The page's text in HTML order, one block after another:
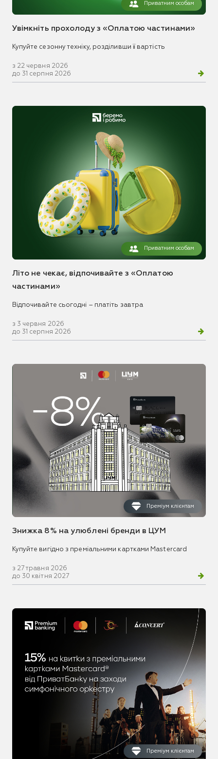
Приватним особам
Увімкніть прохолоду з «Оплатою частинами»
Купуйте сезонну техніку, розділивши її вартість
з 22 червня 2026
до 31 серпня 2026
Приватним особам
Літо не чекає, відпочивайте з «Оплатою
частинами»
Відпочивайте сьогодні – платіть завтра
з 3 червня 2026
до 31 серпня 2026
Преміум клієнтам
Знижка 8% на улюблені бренди в ЦУМ
Купуйте вигідно з преміальними картками Mastercard
з 27 травня 2026
до 30 квітня 2027
Преміум клієнтам